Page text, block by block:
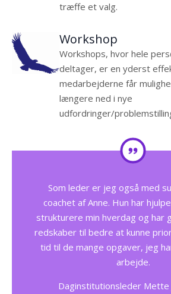
træffe et valg.
Workshop
Workshops, hvor hele
deltager, er en yderst
medarbejderne får
længere ned i nye
udfordringer/
Som leder er jeg også med
coachet af Anne. Hun har
strukturere min hverdag og har
redskaber til bedre at kunne
tid til de mange opgaver, jeg
arbejde.
Daginstitutionsleder Mette